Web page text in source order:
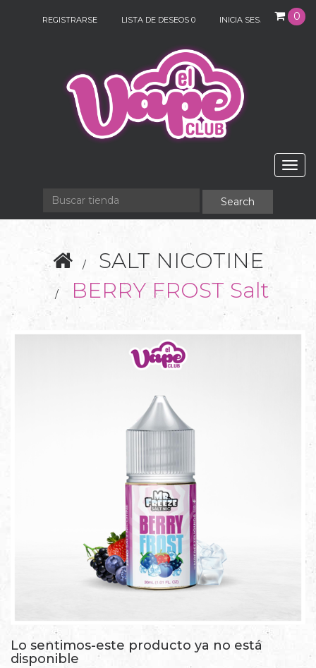
0
REGISTRARSE LISTA DE DESEOS 0 INICIA SESIÓN
SALT NICOTINE
BERRY FROST Salt
Lo sentimos-este producto ya no está
disponible